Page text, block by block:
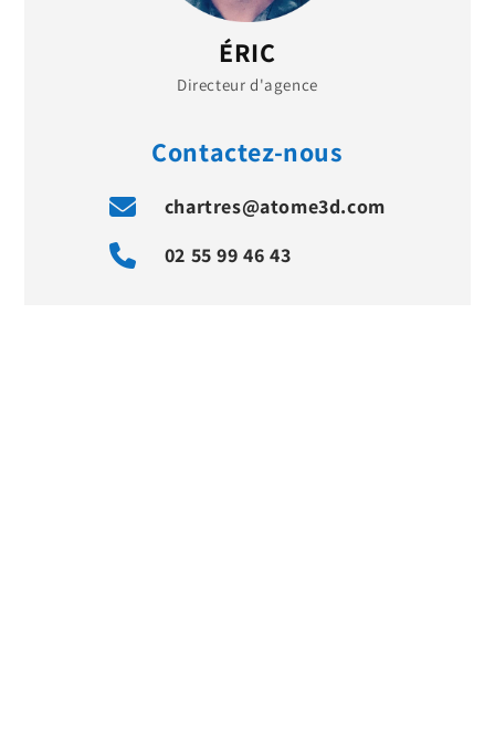
ÉRIC
Directeur d'agence
Contactez-nous
chartres@atome3d.com
02 55 99 46 43